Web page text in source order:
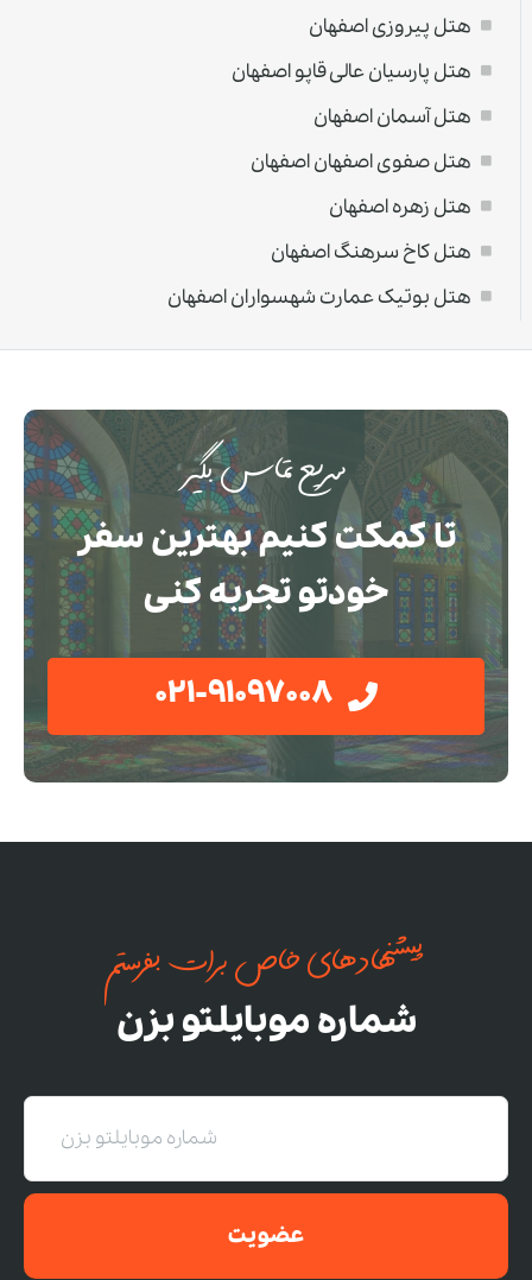
هتل پیروزی اصفهان
هتل پارسیان عالی قاپو اصفهان
هتل آسمان اصفهان
هتل صفوی اصفهان اصفهان
هتل زهره اصفهان
هتل کاخ سرهنگ اصفهان
هتل بوتیک عمارت شهسواران اصفهان
سریع تماس بگیر
تا کمکت کنیم بهترین سفر
خودتو تجربه کنی
021-91097008
پیشنهادهای خاص برات بفرستم
شماره موبایلتو بزن
عضویت